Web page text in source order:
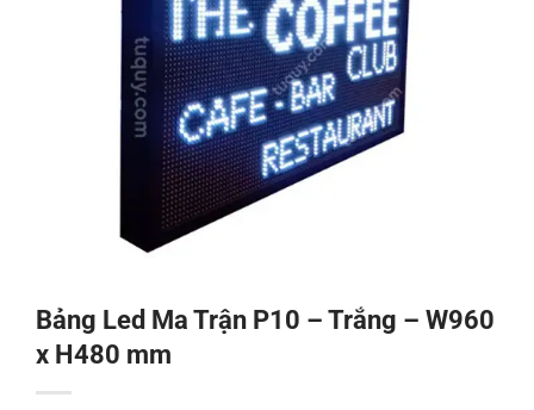
Bảng Led Ma Trận P10 – Trắng – W960
x H480 mm